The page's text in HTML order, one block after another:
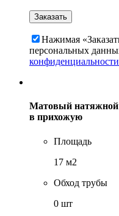
Нажимая
персональных
Матовый натяжной
в прихожую
Площадь
17 м2
Обход трубы
0 шт